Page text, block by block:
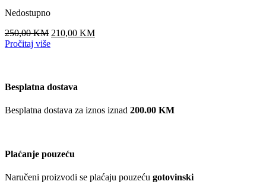
Nedostupno
250,00KM Original
210,00 KMCurrent
Pročitaj više
Besplatna dostava
Besplatna dostava za iznos iznad 200.00 KM
Plaćanje pouzeću
Naručeni proizvodi se plaćaju pouzeću gotovinski